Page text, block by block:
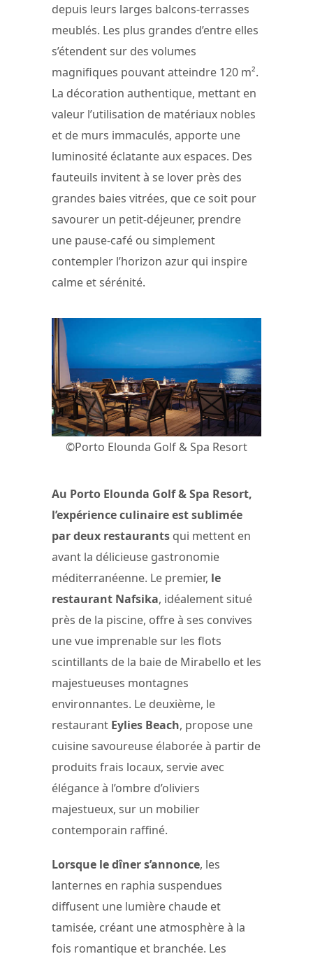
depuis leurs larges balcons-terrasses
meublés. Les plus grandes d’entre elles
s’étendent sur des volumes
magnifiques pouvant atteindre 120 m².
La décoration authentique, mettant en
valeur l’utilisation de matériaux nobles
et de murs immaculés, apporte une
luminosité éclatante aux espaces. Des
fauteuils invitent à se lover près des
grandes baies vitrées, que ce soit pour
savourer un petit-déjeuner, prendre
une pause-café ou simplement
contempler l’horizon azur qui inspire
calme et sérénité.
©Porto Elounda Golf & Spa Resort
Au Porto Elounda Golf & Spa Resort,
l’expérience culinaire est sublimée
par deux restaurants qui mettent en
avant la délicieuse gastronomie
méditerranéenne. Le premier, le
restaurant Nafsika, idéalement situé
près de la piscine, offre à ses convives
une vue imprenable sur les flots
scintillants de la baie de Mirabello et les
majestueuses montagnes
environnantes. Le deuxième, le
restaurant Eylies Beach, propose une
cuisine savoureuse élaborée à partir de
produits frais locaux, servie avec
élégance à l’ombre d’oliviers
majestueux, sur un mobilier
contemporain raffiné.
Lorsque le dîner s’annonce, les
lanternes en raphia suspendues
diffusent une lumière chaude et
tamisée, créant une atmosphère à la
fois romantique et branchée. Les